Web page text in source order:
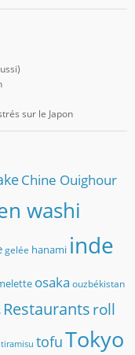
sur le Japon
Chine Ouighour
washi
gelée hanami inde
osaka ouzbékistan
Restaurantsroll
tiramisu tofuTokyo